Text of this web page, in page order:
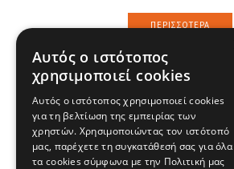
ΠΕΡΙΣΣΌΤΕΡΑ
ΕΜΕΙΣ
ΕΣΕΙΣ
Αυτός ο ιστότοπος
χρησιμοποιεί cookies
Αυτός ο ιστότοπος χρησιμοποιεί cookies
για τη βελτίωση της εμπειρίας των
χρηστών. Χρησιμοποιώντας τον ιστότοπό
μας, παρέχετε τη συγκατάθεσή σας για όλα
τα cookies σύμφωνα με την Πολιτική μας